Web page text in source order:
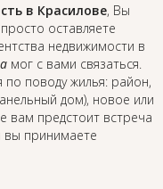
в Красилове, Вы
оставляете
недвижимости в
мог с вами связаться.
поводу жилья: район,
дом), новое или
вам предстоит встреча
принимаете